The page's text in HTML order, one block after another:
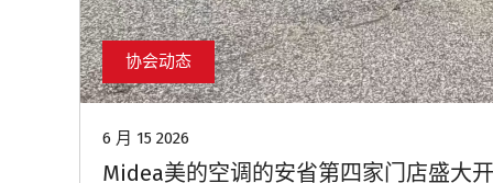
协会动态
6 月 15 2026
Midea美的空调的安省第四家门店盛大